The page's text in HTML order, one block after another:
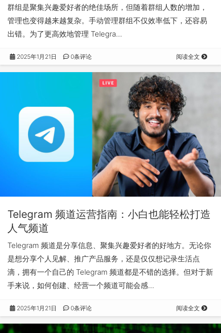
群组是聚集兴趣爱好者的绝佳场所，但随着群组人数的增加，
管理也变得越来越复杂。手动管理群组不仅效率低下，还容易
出错。为了更高效地管理 Telegra…
2025年1月21日 0条评论 阅读全文
Telegram 频道运营指南：小白也能轻松打造
人气频道
Telegram 频道是分享信息、聚集兴趣爱好者的好地方。无论你
是想分享个人见解、推广产品服务，还是仅仅想记录生活点
滴，拥有一个自己的 Telegram 频道都是不错的选择。但对于新
手来说，如何创建、经营一个频道可能会感…
2025年1月21日 0条评论 阅读全文